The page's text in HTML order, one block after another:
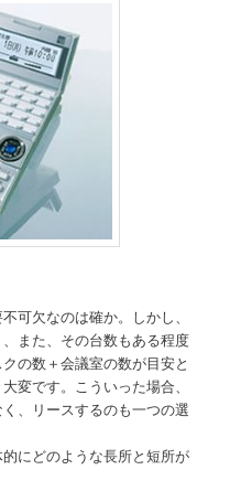
可欠なのは確か。しかし、
また、その台数もある程度
の数＋会議室の数が目安と
変です。こういった場合、
、リースするのも一つの選
にどのような長所と短所が